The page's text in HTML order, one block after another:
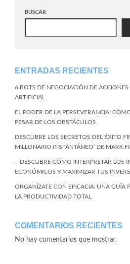
BUSCAR
ENTRADAS RECIENTES
6 BOTS DE NEGOCIACIÓN DE
ARTIFICIAL
EL PODER DE LA PERSEVERANCIA:
PESAR DE LOS OBSTÁCULOS
DESCUBRE LOS SECRETOS DEL ÉXITO
MILLONARIO INSTANTÁNEO’ DE MARK
– DESCUBRE CÓMO INTERPRETAR LOS
ECONÓMICOS Y MAXIMIZAR TUS
ORGANÍZATE CON EFICACIA: UNA GUÍA
LA PRODUCTIVIDAD TOTAL
COMENTARIOS RECIENTES
No hay comentarios que mostrar.